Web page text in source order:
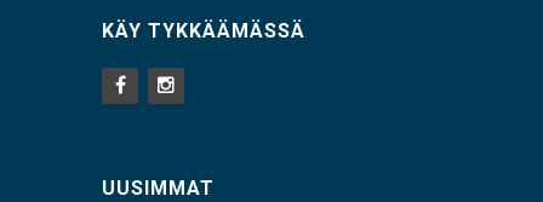
KÄY TYKKÄÄMÄSSÄ
UUSIMMAT